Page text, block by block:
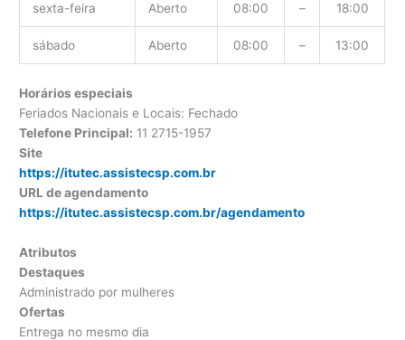
sexta-feira Aberto 08:00 – 18:00
sábado Aberto 08:00 – 13:00
Horários especiais
Feriados Nacionais e Locais: Fechado
Telefone Principal: 11 2715-1957
Site
https://itutec.assistecsp.com.br
URL de agendamento
https://itutec.assistecsp.com.br/agendamento
Atributos
Destaques
Administrado por mulheres
Ofertas
Entrega no mesmo dia